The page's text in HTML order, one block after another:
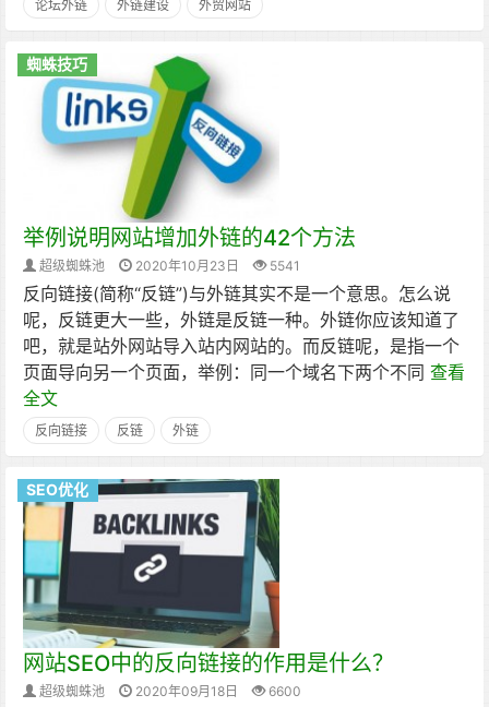
论坛外链 外链建设 外贸网站
蜘蛛技巧
举例说明网站增加外链的42个方法
超级蜘蛛池 2020年10月23日 5541
反向链接(简称“反链”)与外链其实不是一个意思。怎么说
呢，反链更大一些，外链是反链一种。外链你应该知道了
吧，就是站外网站导入站内网站的。而反链呢，是指一个
页面导向另一个页面，举例：同一个域名下两个不同 查看
全文
反向链接 反链 外链
SEO优化
网站SEO中的反向链接的作用是什么？
超级蜘蛛池 2020年09月18日 6600